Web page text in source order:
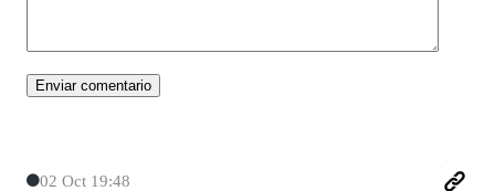
02 Oct 19:48